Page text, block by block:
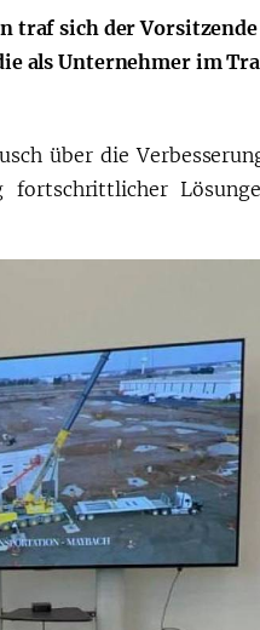
traf sich der
als Unternehmer im
über die
fortschrittlicher